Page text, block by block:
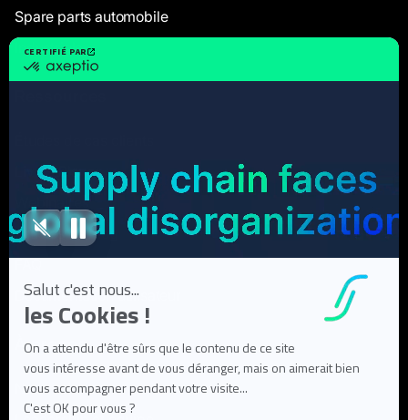
Spare parts automobile
Industriels
Livres Blancs
Webinaires
Articles de blog
Documentation utilisateur
À propos
Notre mission